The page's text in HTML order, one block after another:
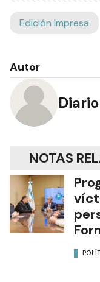
Edición Impresa
Autor
NOTAS